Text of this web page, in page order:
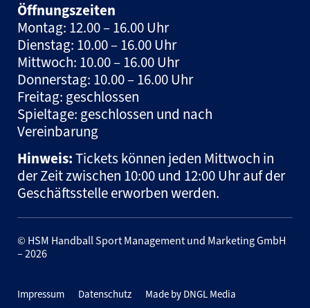
Öffnungszeiten
Montag: 12.00 – 16.00 Uhr
Dienstag: 10.00 – 16.00 Uhr
Mittwoch: 10.00 – 16.00 Uhr
Donnerstag: 10.00 – 16.00 Uhr
Freitag: geschlossen
Spieltage: geschlossen und nach
Vereinbarung
Hinweis:Tickets können jeden Mittwoch in
der Zeit zwischen 10:00 und 12:00 Uhr auf der
Geschäftsstelle erworben werden.
© HSM Handball Sport Management und Marketing GmbH
– 2026
Impressum Datenschutz Made by DNGL Media